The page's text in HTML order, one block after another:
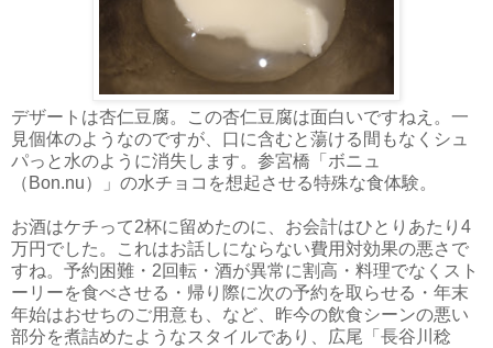
デザートは杏仁豆腐。この杏仁豆腐は面白いですねえ。一
見個体のようなのですが、口に含むと蕩ける間もなくシュ
パっと水のように消失します。 参宮橋「ボニュ
（Bon.nu）」 の水チョコを想起させる特殊な食体験。
お酒はケチって2杯に留めたのに、お会計はひとりあたり4
万円でした。これはお話しにならない費用対効果の悪さで
すね。予約困難・2回転・酒が異常に割高・料理でなくスト
ーリーを食べさせる・帰り際に次の予約を取らせる・年末
年始はおせちのご用意も、など、昨今の飲食シーンの悪い
部分を煮詰めたようなスタイルであり、
広尾「長谷川稔